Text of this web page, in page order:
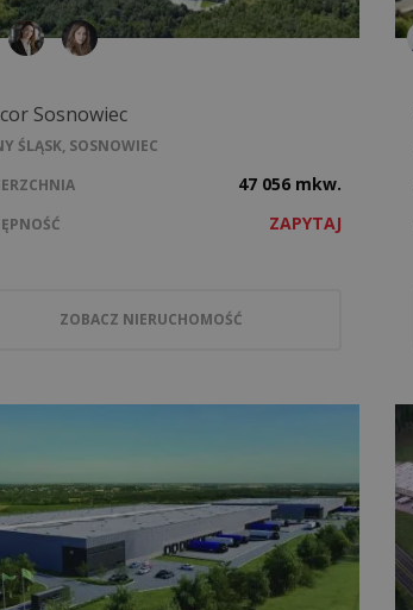
Sosnowiec
ŚLĄSK, SOSNOWIEC
47 056 mkw.
ZAPYTAJ
ZOBACZ NIERUCHOMOŚĆ